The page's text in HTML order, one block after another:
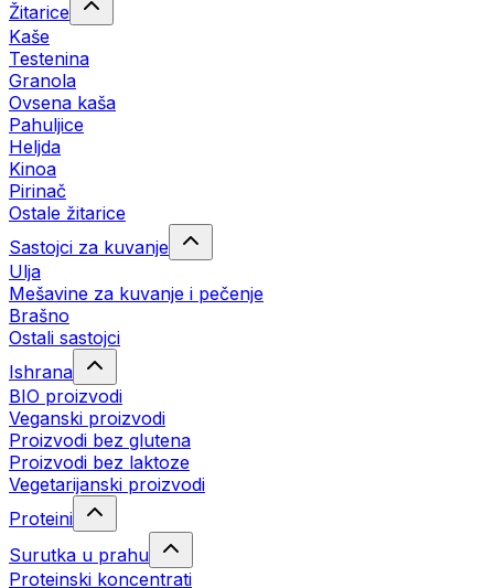
Žitarice
Kaše
Testenina
Granola
Ovsena kaša
Pahuljice
Heljda
Kinoa
Pirinač
Ostale žitarice
Sastojci za kuvanje
Ulja
Mešavine za kuvanje i pečenje
Brašno
Ostali sastojci
Ishrana
BIO proizvodi
Veganski proizvodi
Proizvodi bez glutena
Proizvodi bez laktoze
Vegetarijanski proizvodi
Proteini
Surutka u prahu
Proteinski koncentrati